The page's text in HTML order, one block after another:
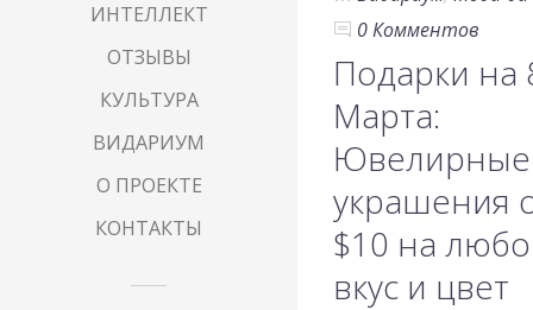
ИНТЕЛЛЕКТ
ОТЗЫВЫ
КУЛЬТУРА
ВИДАРИУМ
О ПРОЕКТЕ
КОНТАКТЫ
0 Комментов
Подарки на
Марта:
Ювелирные
украшения
$10 на
вкус и цвет